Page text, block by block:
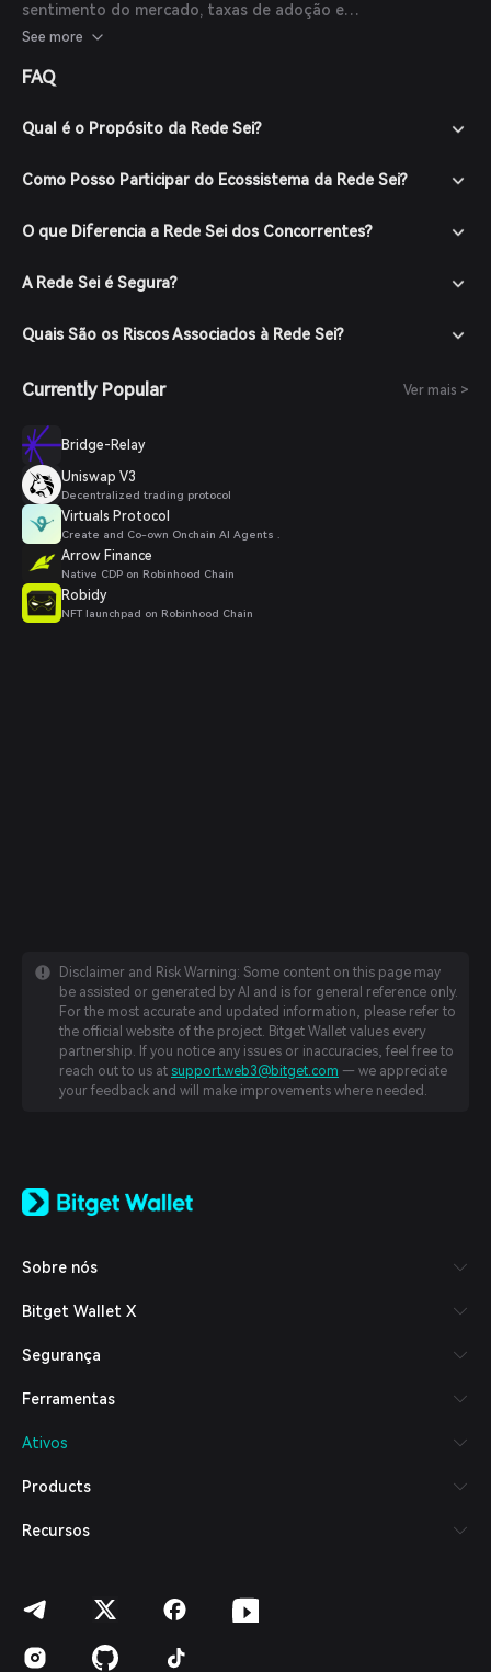
sentimento do mercado, taxas de adoção e
desenvolvimentos tecnológicos como a próxima atualização
especialistas ou publicações confiáveis.
See more
FAQ
Qual é o Propósito da Rede Sei?
Como Posso Participar do Ecossistema da Rede Sei?
O que Diferencia a Rede Sei dos Concorrentes?
A Rede Sei é Segura?
Quais São os Riscos Associados à Rede Sei?
Currently Popular Ver mais >
Bridge-Relay
Uniswap V3
Decentralized trading protocol
Virtuals Protocol
Create and Co-own Onchain AI Agents .
Arrow Finance
Native CDP on Robinhood Chain
Robidy
NFT launchpad on Robinhood Chain
Disclaimer and Risk Warning: Some content on this page may
be assisted or generated by AI and is for general reference only.
For the most accurate and updated information, please refer to
the official website of the project. Bitget Wallet values every
partnership. If you notice any issues or inaccuracies, feel free to
reach out to us at support.web3@bitget.com — we appreciate
your feedback and will make improvements where needed.
日本語
Español (Latinoamérica)
Italiano
Deutsch
繁體中文
Bahasa Indonesia
हिन्दी
Español (Argentina)
Sobre nós
Bitget Wallet X
Segurança
Ferramentas
Ativos
Products
Recursos